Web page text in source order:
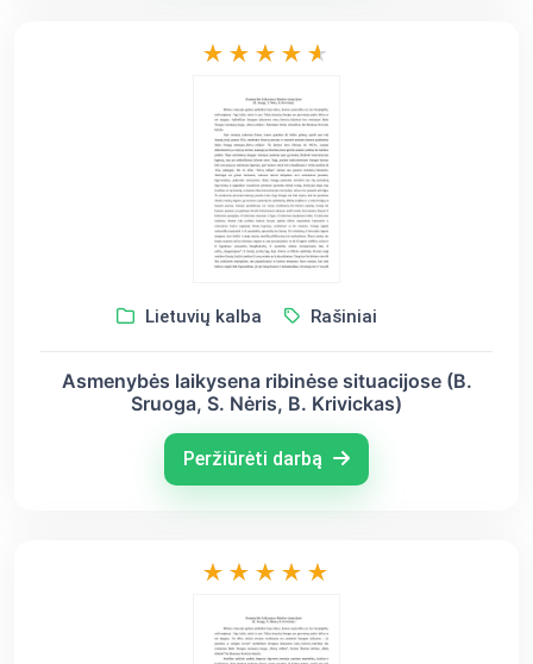
Lietuvių kalba Rašiniai
Asmenybės laikysena ribinėse situacijose (B.
Sruoga, S. Nėris, B. Krivickas)
Peržiūrėti darbą